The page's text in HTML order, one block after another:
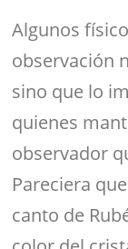
Algunos
observación
sino que lo
quienes
observador
Pareciera
canto de